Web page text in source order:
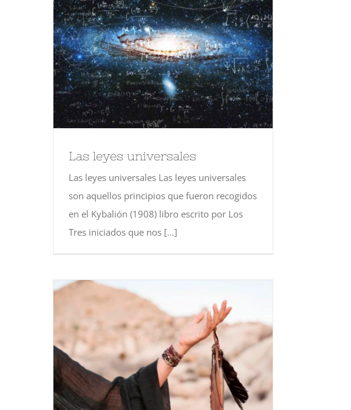
Las leyes universales
Las leyes universales Las leyes universales
son aquellos principios que fueron recogidos
en el Kybalión (1908) libro escrito por Los
Tres iniciados que nos [...]